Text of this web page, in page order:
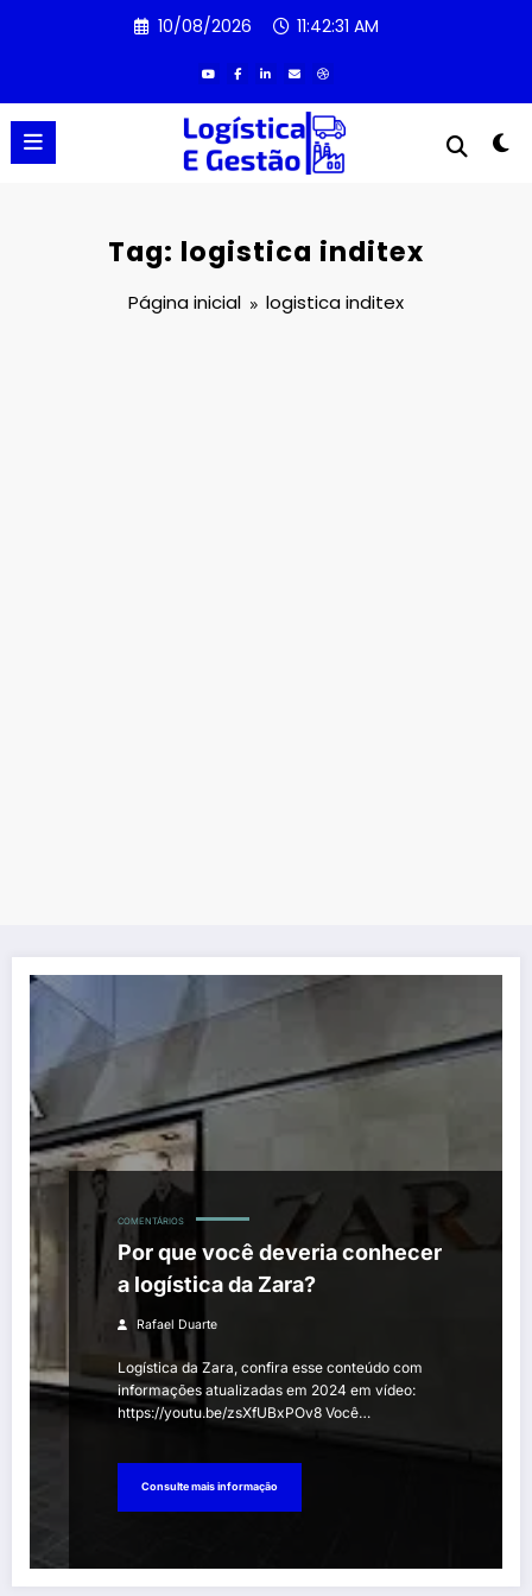
10/08/2026 11:42:31 AM
Tag: logistica inditex
Página inicial logistica inditex
COMENTÁRIOS
Por que você deveria conhecer
a logística da Zara?
Rafael Duarte
Logística da Zara, confira esse conteúdo com
informações atualizadas em 2024 em vídeo:
https://youtu.be/zsXfUBxPOv8 Você…
Consulte mais informação